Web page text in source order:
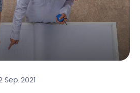
Sep. 2021